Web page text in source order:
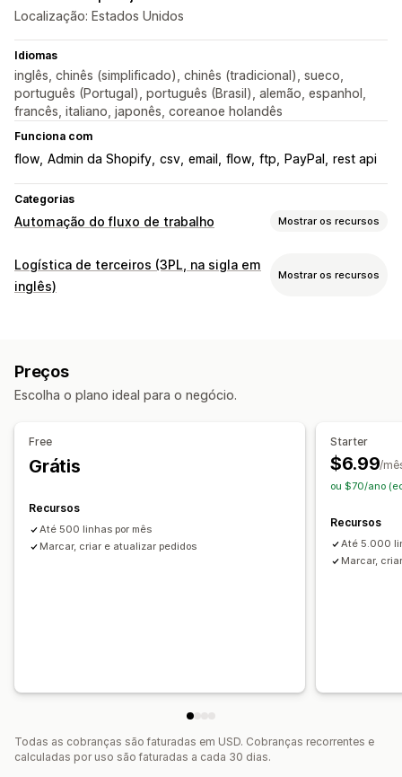
Localização: Estados Unidos
Idiomas
inglês, chinês (simplificado), chinês (tradicional), sueco,
português (Portugal), português (Brasil), alemão, espanhol,
francês, italiano, japonês, coreanoe holandês
Funciona com
flow Admin da Shopify csv email flow ftp PayPal rest api
Categorias
Automação do fluxo de trabalho Mostrar os recursos
Tarefas de automação
Preenchimento de pedidos
APIs
Lógica condicional
Modelos Sincronização automática de dados
Logística de terceiros (3PL, na sigla em
inglês)
Mostrar os recursos
Acompanhamento de várias transportadoras
Links de rastreamento Notificações ao cliente
Gestão de estoque
Ajustes de estoque
Mapeamento de SKUs
Preços
Escolha o plano ideal para o negócio.
Free
Grátis
Recursos
Até 500 linhas por mês
Marcar, criar e atualizar pedidos
Starter
$6.99/
ou $70/ano
Recursos
Até 5.000
Marcar,
Todas as cobranças são faturadas em USD. Cobranças recorrentes e
calculadas por uso são faturadas a cada 30 dias.